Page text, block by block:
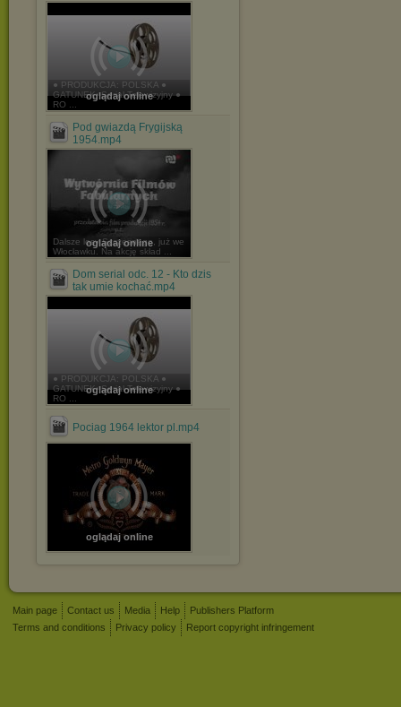
oglądaj online
● PRODUKCJA: POLSKA ●
GATUNEK: Serial Telewizyjny ●
RO ...
Pod gwiazdą Frygijską
1954.mp4
oglądaj online
Dalsze losy Szczęsnego, już we
Włocławku. Na akcję skład ...
Dom serial odc. 12 - Kto dzis
tak umie kochać.mp4
oglądaj online
● PRODUKCJA: POLSKA ●
GATUNEK: Serial Telewizyjny ●
RO ...
Pociag 1964 lektor pl.mp4
oglądaj online
Main page Contact us Media Help
Publishers Platform
Terms and conditions
Privacy policy Report copyright infringement